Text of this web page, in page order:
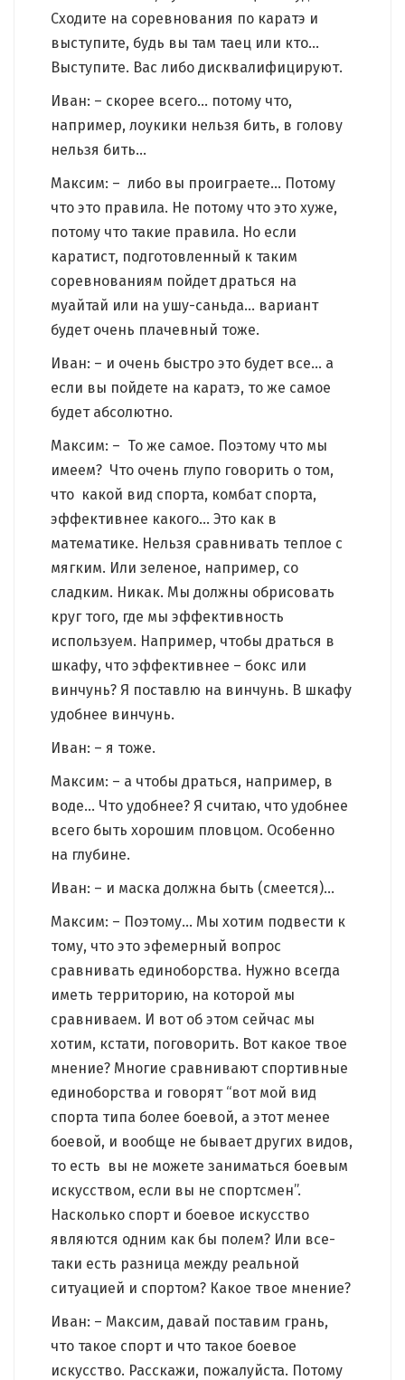
Сходите на соревнования по каратэ и
выступите, будь вы там таец или кто…
Выступите. Вас либо дисквалифицируют.
Иван: – скорее всего… потому что,
например, лоукики нельзя бить, в голову
нельзя бить…
Максим: – либо вы проиграете… Потому
что это правила. Не потому что это хуже,
потому что такие правила. Но если
каратист, подготовленный к таким
соревнованиям пойдет драться на
муайтай или на ушу-саньда… вариант
будет очень плачевный тоже.
Иван: – и очень быстро это будет все… а
если вы пойдете на каратэ, то же самое
будет абсолютно.
Максим: – То же самое. Поэтому что мы
имеем? Что очень глупо говорить о том,
что какой вид спорта, комбат спорта,
эффективнее какого… Это как в
математике. Нельзя сравнивать теплое с
мягким. Или зеленое, например, со
сладким. Никак. Мы должны обрисовать
круг того, где мы эффективность
используем. Например, чтобы драться в
шкафу, что эффективнее – бокс или
винчунь? Я поставлю на винчунь. В шкафу
удобнее винчунь.
Иван: – я тоже.
Максим: – а чтобы драться, например, в
воде… Что удобнее? Я считаю, что удобнее
всего быть хорошим пловцом. Особенно
на глубине.
Иван: – и маска должна быть (смеется)…
Максим: – Поэтому… Мы хотим подвести к
тому, что это эфемерный вопрос
сравнивать единоборства. Нужно всегда
иметь территорию, на которой мы
сравниваем. И вот об этом сейчас мы
хотим, кстати, поговорить. Вот какое твое
мнение? Многие сравнивают спортивные
единоборства и говорят “вот мой вид
спорта типа более боевой, а этот менее
боевой, и вообще не бывает других видов,
то есть вы не можете заниматься боевым
искусством, если вы не спортсмен”.
Насколько спорт и боевое искусство
являются одним как бы полем? Или все-
таки есть разница между реальной
ситуацией и спортом? Какое твое мнение?
Иван: – Максим, давай поставим грань,
что такое спорт и что такое боевое
искусство. Расскажи, пожалуйста. Потому